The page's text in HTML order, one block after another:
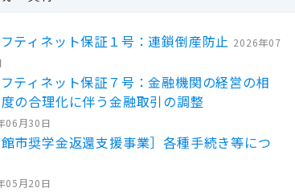
ティネット保証１号：連鎖倒産防止 2026年07
ティネット保証７号：金融機関の経営の相
の合理化に伴う金融取引の調整
06月30日
館市奨学金返還支援事業］各種手続き等につ
05月20日